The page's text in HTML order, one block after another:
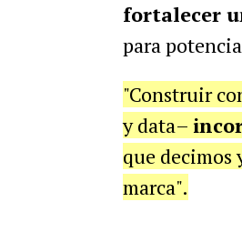
fortalecer
para
"Construir
y data–
que decimos
marca".